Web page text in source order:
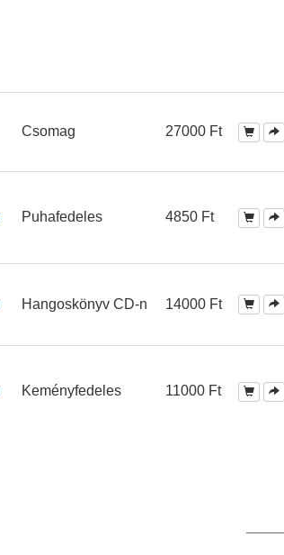
Csomag 27000 Ft
Puhafedeles 4850 Ft
Hangoskönyv CD-n 14000 Ft
Keményfedeles 11000 Ft